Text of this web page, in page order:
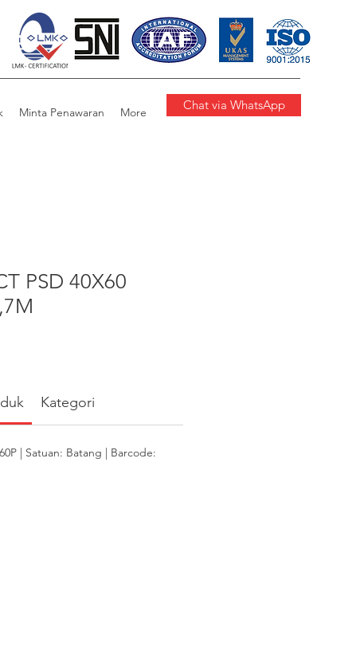
Minta Penawaran More Chat via WhatsApp
PSD 40X60
Kategori
| Satuan: Batang | Barcode: